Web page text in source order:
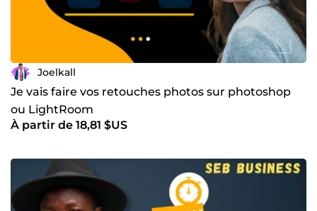
Joelkall
Je vais faire vos retouches photos sur photoshop
ou LightRoom
À partir de 18,81 $US